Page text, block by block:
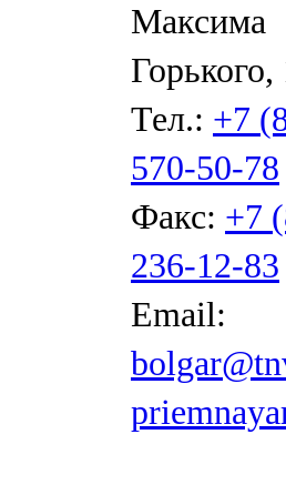
Максима
Горького,
Тел.: +7
570-50-78
Факс: +7
236-12-83
Email: